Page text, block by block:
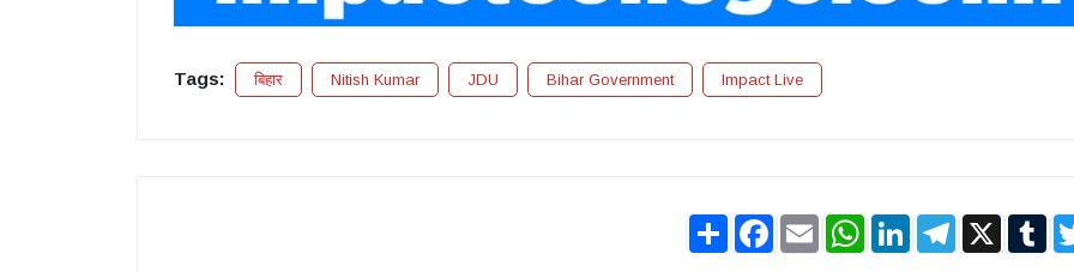
Tags: बिहार Nitish Kumar JDU Bihar Government Impact Live
Share Facebook
Email WhatsApp
LinkedInTelegram
X